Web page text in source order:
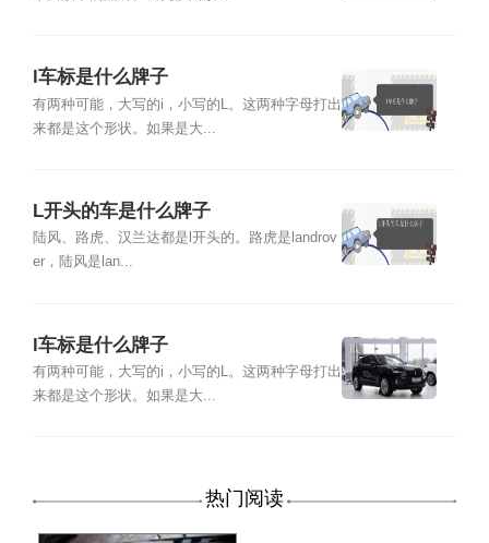
l车标是什么牌子
有两种可能，大写的i，小写的L。这两种字母打出
来都是这个形状。如果是大...
L开头的车是什么牌子
陆风、路虎、汉兰达都是l开头的。路虎是landrov
er，陆风是lan...
l车标是什么牌子
有两种可能，大写的i，小写的L。这两种字母打出
来都是这个形状。如果是大...
热门阅读